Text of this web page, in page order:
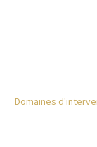
Domaines